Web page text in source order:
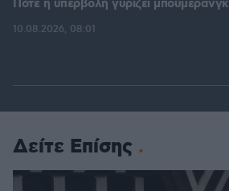
Πότε η υπερβολή γυρίζει μπούμερανγκ
10.08.2026, 08:01
Δείτε Επίσης